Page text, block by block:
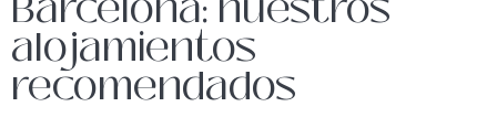
alojamientos
recomendados